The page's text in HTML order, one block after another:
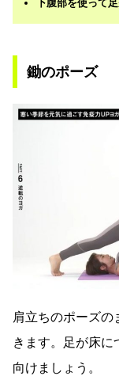
下腹部を使って
鋤のポーズ
肩立ちのポーズの
きます。足が床
向けましょう。